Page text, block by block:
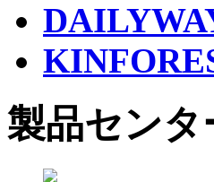
製品センタ